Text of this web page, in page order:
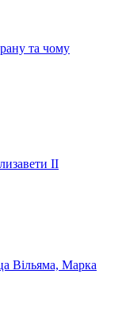
та чому
II
Вільяма, Марка